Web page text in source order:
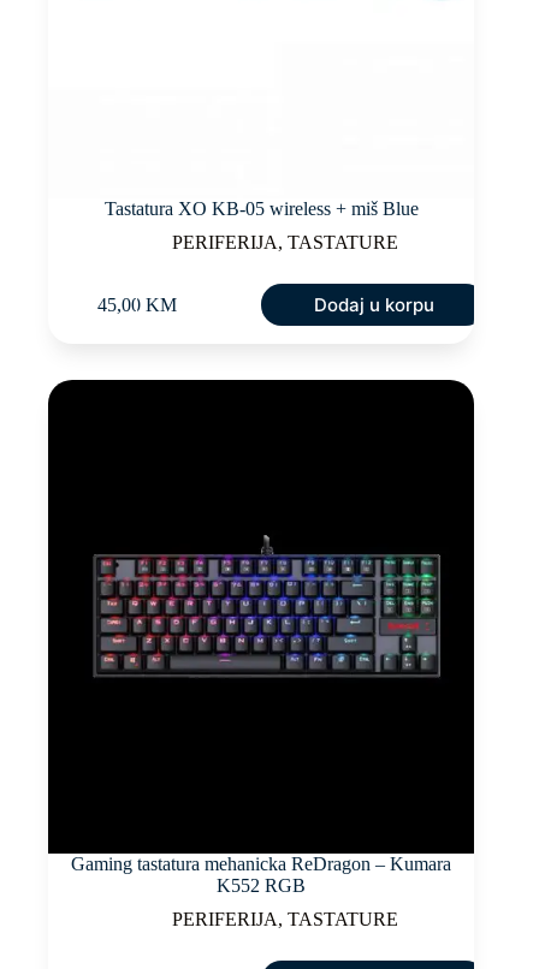
Tastatura XO KB-05 wireless + miš Blue
PERIFERIJA,TASTATURE
45,00 KM Dodaj u korpu
Gaming tastatura mehanicka ReDragon – Kumara
K552 RGB
PERIFERIJA,TASTATURE